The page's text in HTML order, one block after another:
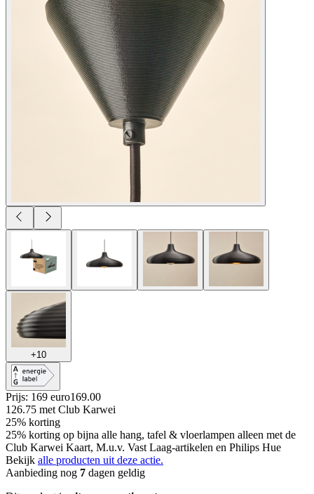
+10
Prijs: 169 euro169.00
126.75 met Club Karwei
25% korting
25% korting op bijna alle hang, tafel & vloerlampen alleen met de
Club Karwei Kaart, M.u.v. Vast Laag-artikelen en Philips Hue
Bekijk alle producten uit deze actie.
Aanbieding nog 7 dagen geldig